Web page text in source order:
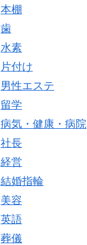
本棚
歯
水素
片付け
男性エステ
留学
病気・健康・病院
社長
経営
結婚指輪
美容
英語
葬儀